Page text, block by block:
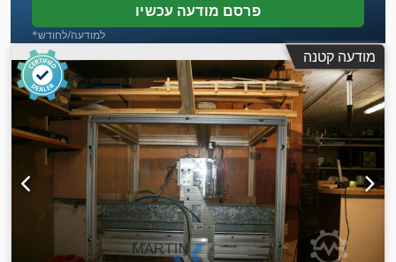
פרסם מודעה עכשיו
*למודעה/לחודש
מודעה קטנה